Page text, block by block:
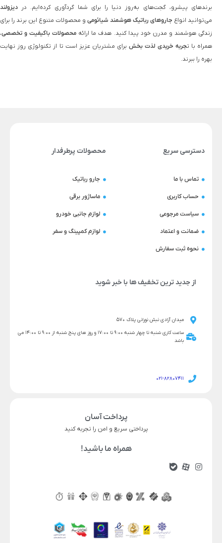
برندهای پیشرو، گجت‌های به‌روز دنیا را برای شما گردآوری کرده‌ایم. در دیزولند
می‌توانید انواع جاروهای رباتیک هوشمند شیائومی و محصولات متنوع این برند را برای
زندگی هوشمند و مدرن خود پیدا کنید. هدف ما ارائه محصولات باکیفیت و تخصصی،
همراه با تجربه خریدی لذت‌ بخشبرای مشتریان عزیز است تا از تکنولوژی روز نهایت
بهره را ببرند.
دسترسی سریع
تماس با ما
حساب کاربری
سیاست مرجوعی
ضمانت و اعتماد
نحوه ثبت سفارش
محصولات پرطرفدار
جارو رباتیک
ماساژور برقی
لوازم جانبی خودرو
لوازم کمپینگ و سفر
از جدید ترین تخفیف ها با خبر شوید
میدان آزادی نبش نورانی پلاک 570
ساعت کاری شنبه تا چهار شنبه 9:00 تا 17:00 و روز های پنج شنبه از 9:00 تا 14:00 می
باشد
021-82807411
پرداخت آسان
پرداختی سریع و امن را تجربه کنید
همراه ما باشید!